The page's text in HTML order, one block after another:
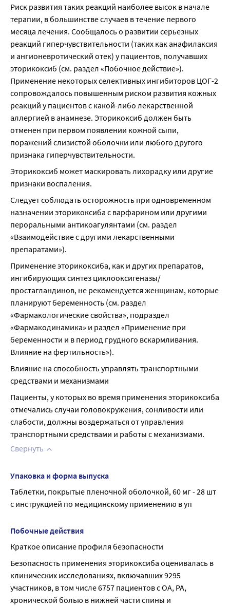
Риск развития таких реакций наиболее высок в начале
терапии, в большинстве случаев в течение первого
месяца лечения. Сообщалось о развитии серьезных
реакций гиперчувствительности (таких как анафилаксия
и ангионевротический отек) у пациентов, получавших
эторикоксиб (см. раздел «Побочное действие»).
Применение некоторых селективных ингибиторов ЦОГ-2
сопровождалось повышенным риском развития кожных
реакций у пациентов с какой-либо лекарственной
аллергией в анамнезе. Эторикоксиб должен быть
отменен при первом появлении кожной сыпи,
поражений слизистой оболочки или любого другого
признака гиперчувствительности.
Эторикоксиб может маскировать лихорадку или другие
признаки воспаления.
Следует соблюдать осторожность при одновременном
назначении эторикоксиба с варфарином или другими
пероральными антикоагулянтами (см. раздел
«Взаимодействие с другими лекарственными
препаратами»).
Применение эторикоксиба, как и других препаратов,
ингибирующих синтез циклооксигеназы/
простагландинов, не рекомендуется женщинам, которые
планируют беременность (см. раздел
«Фармакологические свойства», подраздел
«Фармакодинамика» и раздел «Применение при
беременности и в период грудного вскармливания.
Влияние на фертильность»).
Влияние на способность управлять транспортными
средствами и механизмами
Пациенты, у которых во время применения эторикоксиба
отмечались случаи головокружения, сонливости или
слабости, должны воздержаться от управления
транспортными средствами и работы с механизмами.
Свернуть
Упаковка и форма выпуска
Таблетки, покрытые пленочной оболочкой, 60 мг - 28 шт
с инструкцией по медицинскому применению в уп
Побочные действия
Краткое описание профиля безопасности
Безопасность применения эторикоксиба оценивалась в
клинических исследованиях, включавших 9295
участников, в том числе 6757 пациентов с ОА, РА,
хронической болью в нижней части спины и